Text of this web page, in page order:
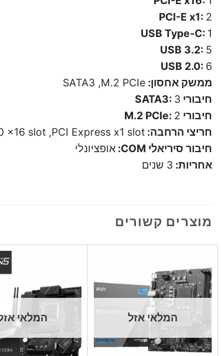
PCI-E x1: 2
USB Type-C: 1
USB 3.2: 5
USB 2.0: 6
ממשק אחסון: SATA3 ,M.2 PCIe
חיבורי SATA3: 3
חיבורי M.2 PCIe: 2
חריצי הרחבה: x16 slot ,PCI Express x1 slot
חיבור סיריאלי COM:
אופציונלי
אחריות: 3 שנים
מוצרים קשורים
המלאי אזל המלאי